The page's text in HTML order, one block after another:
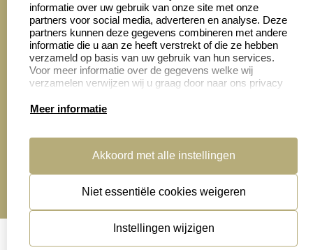
Aanvraag op maat
Cadeaubonnen
Contact opnemen
Veelgestelde vragen
Retourneren
handleidingen
algemene voorwaarden
disclaimer
Cookies resetten
informatie over uw gebruik van onze site met onze
partners voor social media, adverteren en analyse. Deze
partners kunnen deze gegevens combineren met andere
informatie die u aan ze heeft verstrekt of die ze hebben
verzameld op basis van uw gebruik van hun services.
Voor meer informatie over de gegevens welke wij
verzamelen verwijzen wij u graag door naar ons privacy
Meer informatie
Akkoord met alle instellingen
Niet essentiële cookies weigeren
Instellingen wijzigen